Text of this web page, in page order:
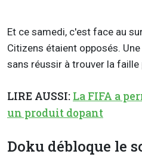
Et ce samedi, c'est face au
Citizens étaient opposés.
sans réussir à trouver la
LIRE AUSSI: La FIFA a
un produit dopant
Doku débloque le